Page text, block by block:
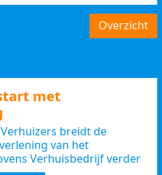
Overzicht
met
breidt de
van het
Verhuisbedrijf verder